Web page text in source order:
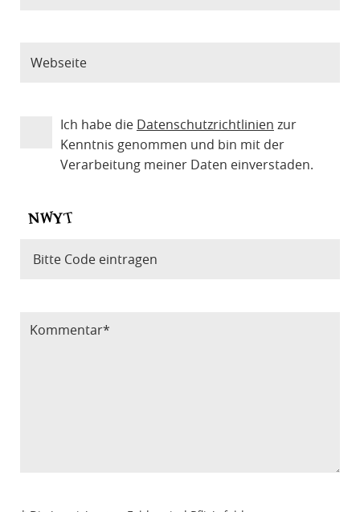
Ich habe die Datenschutzrichtlinien zur
Kenntnis genommen und bin mit der
Verarbeitung meiner Daten einverstaden.